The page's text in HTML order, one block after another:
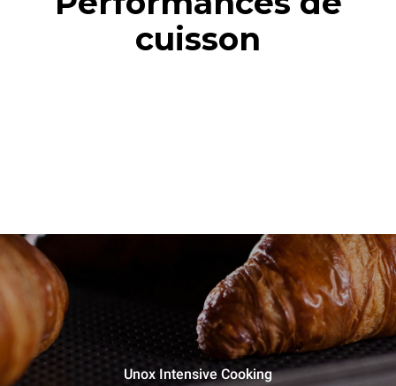
cuisson
Unox Intensive Cooking